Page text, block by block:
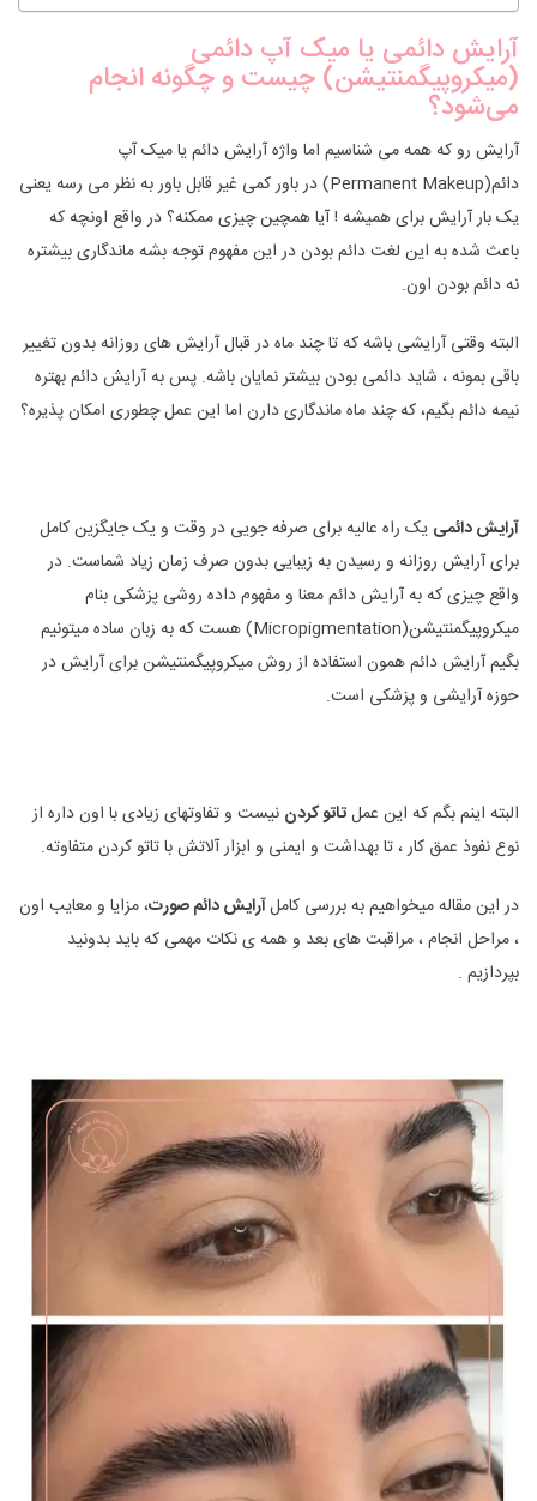
آرایش دائمی یا میک‌ آپ دائمی
(میکروپیگمنتیشن) چیست و چگونه انجام
می‌شود؟
آرایش رو که همه می شناسیم اما واژه آرایش دائم یا میک آپ
دائم(Permanent Makeup) در باور کمی غیر قابل باور به نظر می رسه یعنی
یک بار آرایش برای همیشه ! آیا همچین چیزی ممکنه؟ در واقع اونچه که
باعث شده به این لغت دائم بودن در این مفهوم توجه بشه ماندگاری بیشتره
نه دائم بودن اون.
البته وقتی آرایشی باشه که تا چند ماه در قبال آرایش های روزانه بدون تغییر
باقی بمونه ، شاید دائمی بودن بیشتر نمایان باشه. پس به آرایش دائم بهتره
نیمه دائم بگیم، که چند ماه ماندگاری دارن اما این عمل چطوری امکان پذیره؟
آرایش دائمی یک راه عالیه برای صرفه جویی در وقت و یک جایگزین کامل
برای آرایش روزانه و رسیدن به زیبایی بدون صرف زمان زیاد شماست. در
واقع چیزی که به آرایش دائم معنا و مفهوم داده روشی پزشکی بنام
میکروپیگمنتیشن(Micropigmentation) هست که به زبان ساده میتونیم
بگیم آرایش دائم همون استفاده از روش میکروپیگمنتیشن برای آرایش در
حوزه آرایشی و پزشکی است.
البته اینم بگم که این عملتاتو کردن نیست و تفاوتهای زیادی با اون داره از
نوع نفوذ عمق کار ، تا بهداشت و ایمنی و ابزار آلاتش با تاتو کردن متفاوته.
در این مقاله میخواهیم به بررسی کاملآرایش دائم صورت، مزایا و معایب اون
، مراحل انجام ، مراقبت های بعد و همه ی نکات مهمی که باید بدونید
بپردازیم .